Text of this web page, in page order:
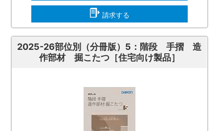
請求する
2025-26部位別（分冊版）5：階段 手摺 造
作部材 掘こたつ［住宅向け製品］